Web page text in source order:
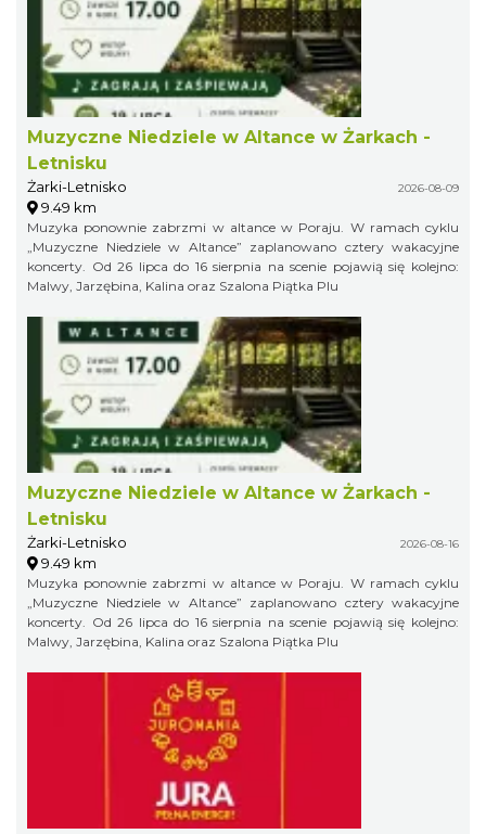
Muzyczne Niedziele w Altance w Żarkach -
Letnisku
Żarki-Letnisko 2026-08-09
9.49 km
Muzyka ponownie zabrzmi w altance w Poraju. W ramach cyklu
„Muzyczne Niedziele w Altance” zaplanowano cztery wakacyjne
koncerty. Od 26 lipca do 16 sierpnia na scenie pojawią się kolejno:
Malwy, Jarzębina, Kalina oraz Szalona Piątka Plu
Muzyczne Niedziele w Altance w Żarkach -
Letnisku
Żarki-Letnisko 2026-08-16
9.49 km
Muzyka ponownie zabrzmi w altance w Poraju. W ramach cyklu
„Muzyczne Niedziele w Altance” zaplanowano cztery wakacyjne
koncerty. Od 26 lipca do 16 sierpnia na scenie pojawią się kolejno:
Malwy, Jarzębina, Kalina oraz Szalona Piątka Plu